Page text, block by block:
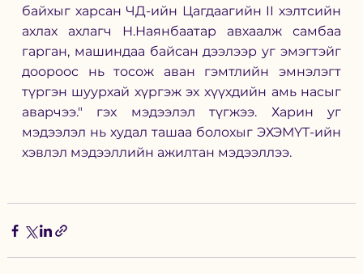
байхыг харсан ЧД-ийн Цагдаагийн II хэлтсийн
ахлах ахлагч Н.Наянбаатар авхаалж самбаа
гарган, машиндаа байсан дээлээр уг эмэгтэйг
доороос нь тосож аван гэмтлийн эмнэлэгт
түргэн шуурхай хүргэж эх хүүхдийн амь насыг
аварчээ." гэх мэдээлэл түгжээ. Харин уг
мэдээлэл нь худал ташаа болохыг ЭХЭМҮТ-ийн
хэвлэл мэдээллийн ажилтан мэдээллээ.